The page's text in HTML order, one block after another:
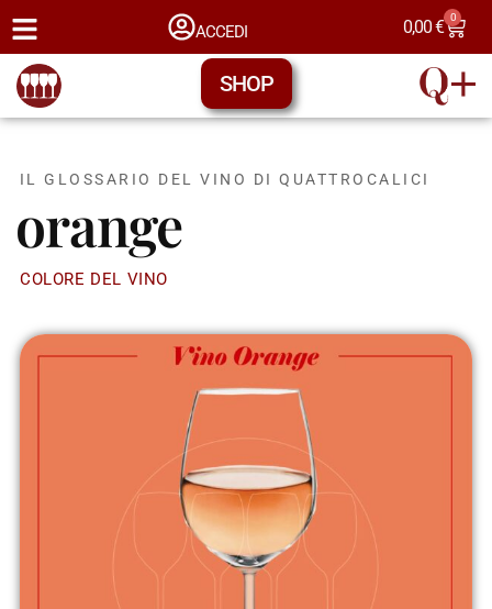
ACCEDI 0,00€ 0
SHOP
IL GLOSSARIO DEL VINO DI QUATTROCALICI
orange
COLORE DEL VINO